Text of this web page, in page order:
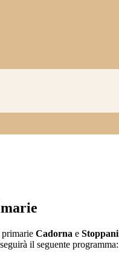
primarie Cadorna e Stoppani
il seguente programma: